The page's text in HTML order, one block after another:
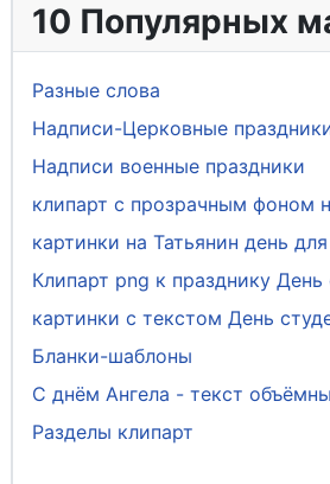
10 Популярных
Разные слова
Надписи-Церковные
Надписи военные праздники
клипарт с прозрачным фоном
картинки на Татьянин день
Клипарт png к празднику День
картинки с текстом День
Бланки-шаблоны
С днём Ангела - текст
Разделы клипарт